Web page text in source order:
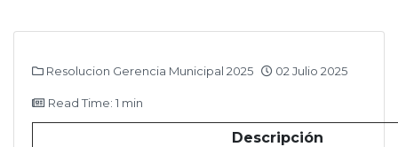
Resolucion Gerencia Municipal 2025 02 Julio 2025
Read Time: 1 min
Descripción